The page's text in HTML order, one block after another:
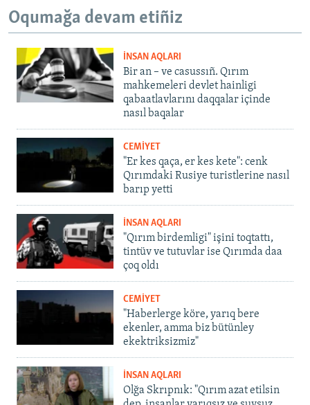
Oqumağa devam etiñiz
İNSAN AQLARI
Bir an – ve casussıñ. Qırım
mahkemeleri devlet hainligi
qabaatlavlarını daqqalar içinde
nasıl baqalar
CEMİYET
"Er kes qaça, er kes kete": cenk
Qırımdaki Rusiye turistlerine nasıl
barıp yetti
İNSAN AQLARI
"Qırım birdemligi" işini toqtattı,
tintüv ve tutuvlar ise Qırımda daa
çoq oldı
CEMİYET
"Haberlerge köre, yarıq bere
ekenler, amma biz bütünley
ekektriksizmiz"
İNSAN AQLARI
Olğa Skrıpnık: "Qırım azat etilsin